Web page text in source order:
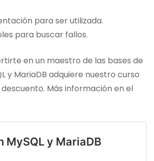
para ser utilizada.
para buscar fallos.
en un maestro de las bases de
y MariaDB adquiere nuestro curso
Más información en el